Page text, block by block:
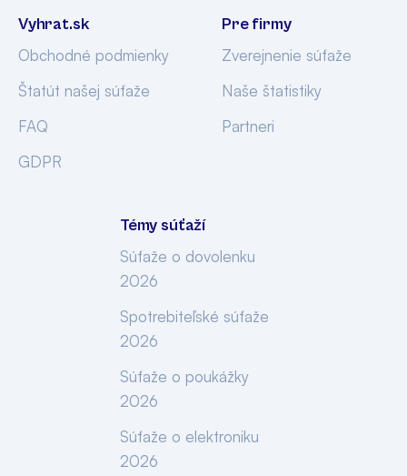
Vyhrat.sk
Obchodné podmienky
Štatút našej súťaže
FAQ
GDPR
Pre firmy
Zverejnenie súťaže
Naše štatistiky
Partneri
Témy súťaží
Súťaže o dovolenku
2026
Spotrebiteľské súťaže
2026
Súťaže o poukážky
2026
Súťaže o elektroniku
2026